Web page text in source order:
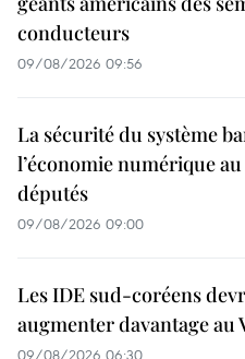
conducteurs
09/08/2026 09:56
La sécurité du système
l’économie numérique
députés
09/08/2026 09:00
Les IDE sud-coréens
augmenter davantage au